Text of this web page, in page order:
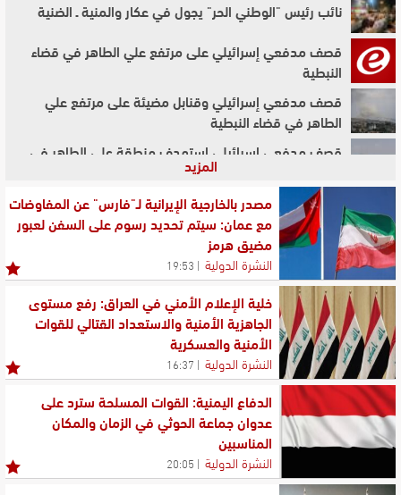
نائب رئيس "الوطني الحر" يجول في عكار والمنية ـ الضنية
قصف مدفعي إسرائيلي على مرتفع علي الطاهر في قضاء
النبطية
قصف مدفعي إسرائيلي وقنابل مضيئة على مرتفع علي
الطاهر في قضاء النبطية
قصف مدفعي إسرائيلي استهدف منطقة علي الطاهر في
قصف مدفعي إسرائيلي استهدف منطقة علي الطاهر في
قضاء النبطية
قصف مدفعي إسرائيلي على منقطة علي الطاهر في قضاء
النبطية
قصف مدفعي اسرائيلي استهدف منطقة علي الطاهر في
قضاء النبطية
غارة من مسيرة اسرائيلية استهدفت تلة علي الطاهر في
قضاء النبطية
المزيد
مصدر بالخارجية الإيرانية لـ"فارس" عن المفاوضات
مع عمان: سيتم تحديد رسوم على السفن لعبور
مضيق هرمز
النشرة الدولية 19:53
خلية الإعلام الأمني في العراق: رفع مستوى
الجاهزية الأمنية والاستعداد القتالي للقوات
الأمنية والعسكرية
النشرة الدولية 16:37
الدفاع اليمنية: القوات المسلحة سترد على
عدوان جماعة الحوثي في الزمان والمكان
المناسبين
النشرة الدولية 20:05